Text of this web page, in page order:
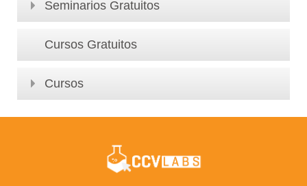
Seminarios Gratuitos
Cursos Gratuitos
Cursos